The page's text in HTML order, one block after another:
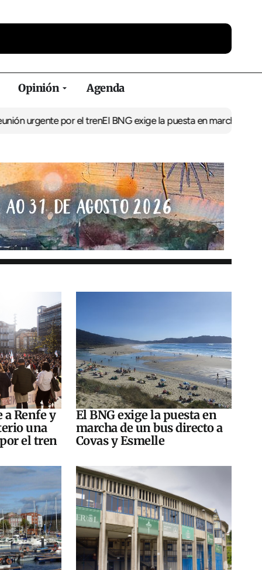
Opinión Agenda
por el trenEl BNG exige la puesta en marcha de un bus
Renfe y
una
el tren
El BNG exige la puesta en
marcha de un bus directo a
Covas y Esmelle